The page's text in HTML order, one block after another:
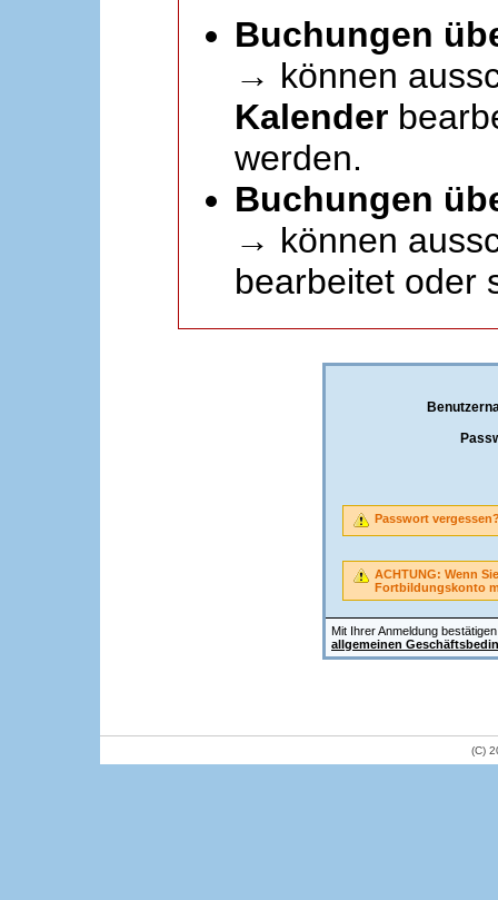
Buchungen
→ können
Kalender
werden.
Buchungen
→ können
bearbeitet oder
Mit Ihrer Anmeldung
allgemeinen
Passwort
ACHTUNG: Wenn
Fortbildungskonto
(C)